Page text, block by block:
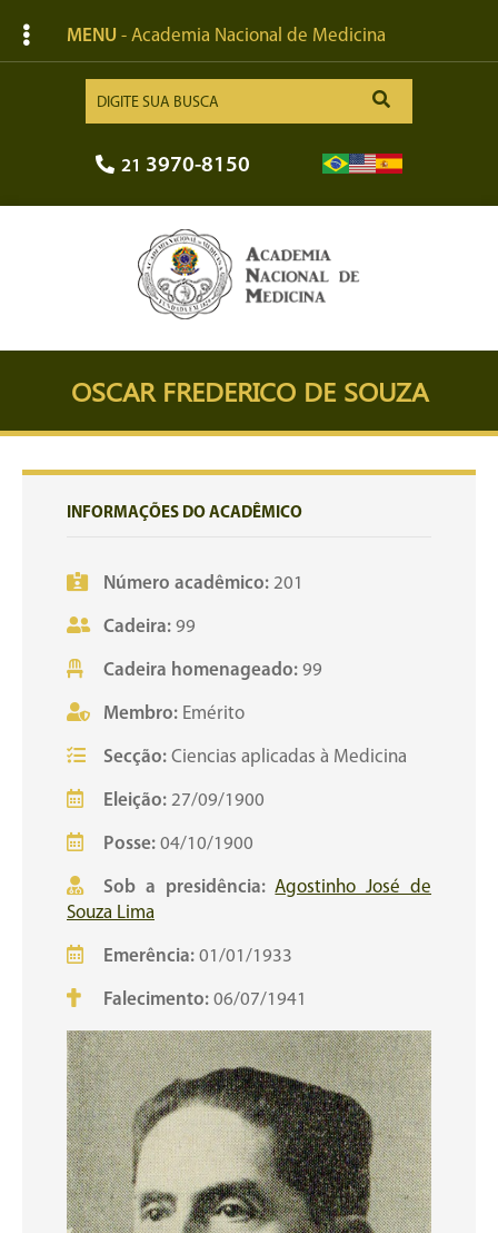
MENU - Academia Nacional de Medicina
21 3970-8150
OSCAR FREDERICO DE SOUZA
INFORMAÇÕES DO ACADÊMICO
Número acadêmico: 201
Cadeira: 99
Cadeira homenageado: 99
Membro: Emérito
Secção: Ciencias aplicadas à Medicina
Eleição: 27/09/1900
Posse: 04/10/1900
Sob a presidência: Agostinho José de
Souza Lima
Emerência: 01/01/1933
Falecimento: 06/07/1941